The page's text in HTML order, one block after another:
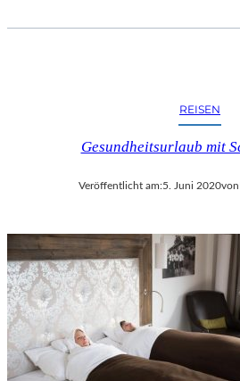
REISEN
Gesundheitsurlaub mit
Veröffentlicht am:5. Juni 2020von